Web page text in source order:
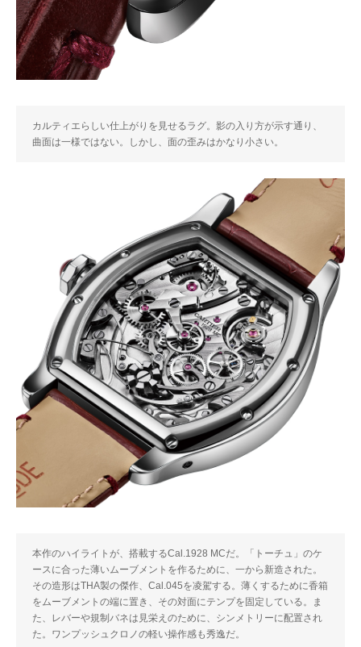
カルティエらしい仕上がりを見せるラグ。影の入り方が示す通り、
曲面は一様ではない。しかし、面の歪みはかなり小さい。
本作のハイライトが、搭載するCal.1928 MCだ。「トーチュ」のケ
ースに合った薄いムーブメントを作るために、一から新造された。
その造形はTHA製の傑作、Cal.045を凌駕する。薄くするために香箱
をムーブメントの端に置き、その対面にテンプを固定している。ま
た、レバーや規制バネは見栄えのために、シンメトリーに配置され
た。ワンプッシュクロノの軽い操作感も秀逸だ。